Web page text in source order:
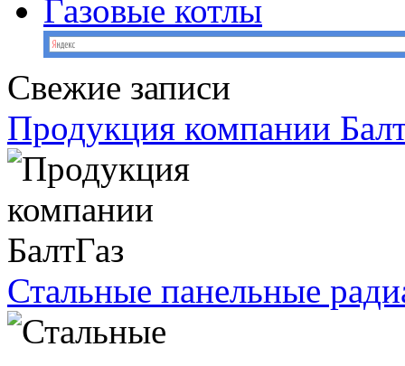
Газовые котлы
Свежие записи
Продукция компании
Стальные панельные